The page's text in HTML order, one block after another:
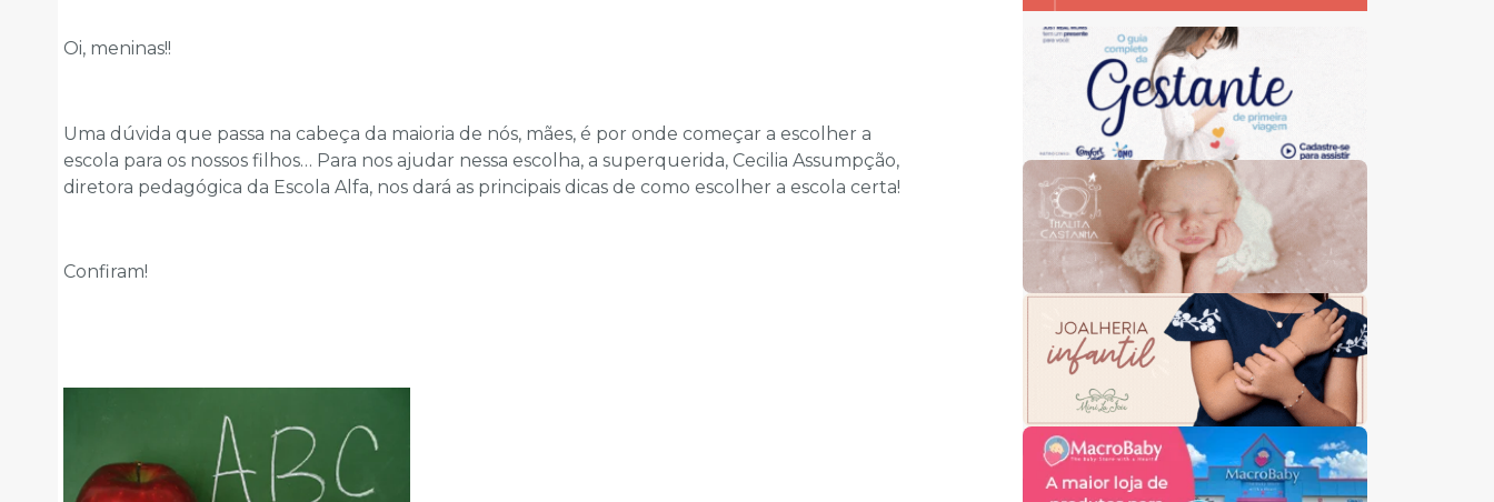
Oi, meninas!!
Uma dúvida que passa na cabeça da maioria de nós, mães, é por onde começar a escolher a
escola para os nossos filhos… Para nos ajudar nessa escolha, a superquerida, Cecilia Assumpção,
diretora pedagógica da Escola Alfa, nos dará as principais dicas de como escolher a escola certa!
Confiram!